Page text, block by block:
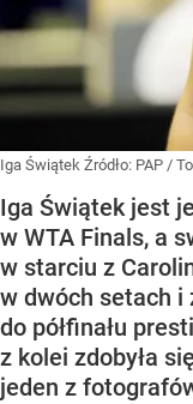
Iga Świątek Źródło: PAP /
Iga Świątek jest
w WTA Finals, a
w starciu z
w dwóch setach i
do półfinału
z kolei zdobyła
jeden z